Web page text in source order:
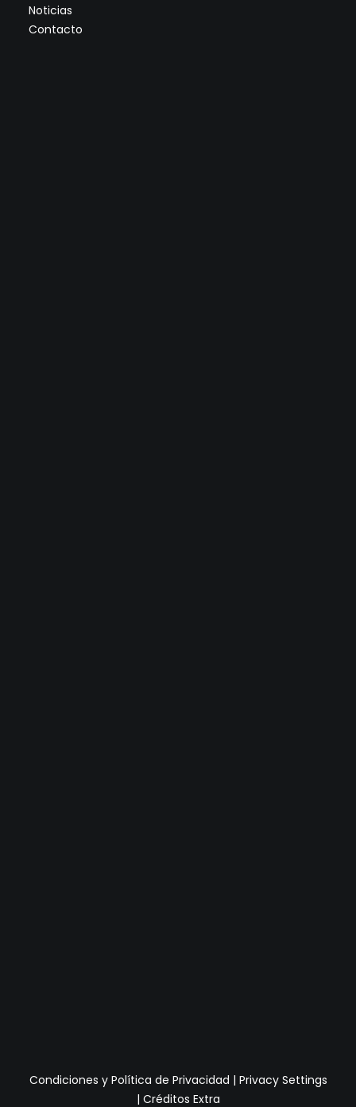
Noticias
Contacto
Condiciones y Política de Privacidad | Privacy Settings
| Créditos Extra